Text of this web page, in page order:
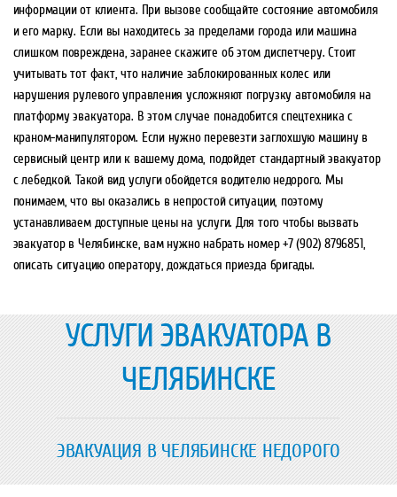
информации от клиента. При вызове сообщайте состояние автомобиля
и его марку. Если вы находитесь за пределами города или машина
слишком повреждена, заранее скажите об этом диспетчеру. Стоит
учитывать тот факт, что наличие заблокированных колес или
нарушения рулевого управления усложняют погрузку автомобиля на
платформу эвакуатора. В этом случае понадобится спецтехника с
краном-манипулятором. Если нужно перевезти заглохшую машину в
сервисный центр или к вашему дома, подойдет стандартный эвакуатор
с лебедкой. Такой вид услуги обойдется водителю недорого. Мы
понимаем, что вы оказались в непростой ситуации, поэтому
устанавливаем доступные цены на услуги. Для того чтобы вызвать
эвакуатор в Челябинске, вам нужно набрать номер +7 (902) 8796851,
описать ситуацию оператору, дождаться приезда бригады.
УСЛУГИ ЭВАКУАТОРА В
ЧЕЛЯБИНСКЕ
ЭВАКУАЦИЯ В ЧЕЛЯБИНСКЕ НЕДОРОГО